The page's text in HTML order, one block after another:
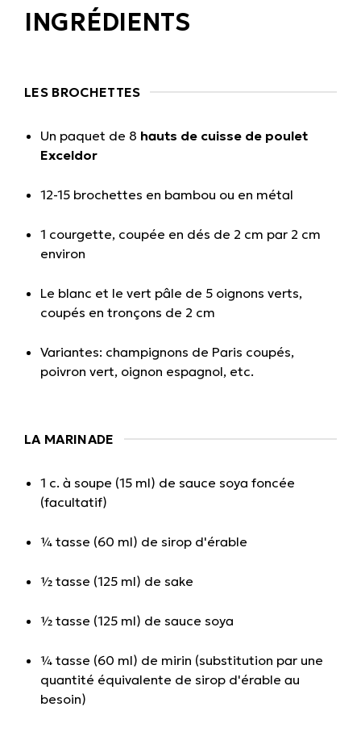
INGRÉDIENTS
LES BROCHETTES
Un paquet de 8 hauts de cuisse de poulet
Exceldor
12-15 brochettes en bambou ou en métal
1 courgette, coupée en dés de 2 cm par 2 cm
environ
Le blanc et le vert pâle de 5 oignons verts,
coupés en tronçons de 2 cm
Variantes: champignons de Paris coupés,
poivron vert, oignon espagnol, etc.
LA MARINADE
1 c. à soupe (15 ml) de sauce soya foncée
(facultatif)
¼ tasse (60 ml) de sirop d'érable
½ tasse (125 ml) de sake
½ tasse (125 ml) de sauce soya
¼ tasse (60 ml) de mirin (substitution par une
quantité équivalente de sirop d'érable au
besoin)